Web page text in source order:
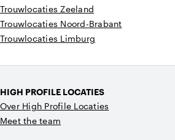
Trouwlocaties Zeeland
Trouwlocaties Noord-Brabant
Trouwlocaties Limburg
HIGH PROFILE LOCATIES
Over High Profile Locaties
Meet the team